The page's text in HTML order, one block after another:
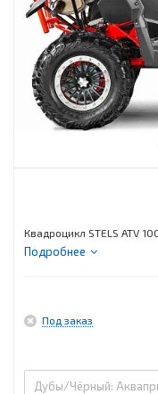
Квадроцикл STELS ATV
Подробнее
Под заказ
Дубы/Чёрный: